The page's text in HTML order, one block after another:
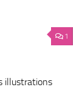
1
illustrations